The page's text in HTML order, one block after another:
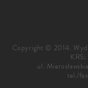
Copyright © 2014.
ul.
tel./